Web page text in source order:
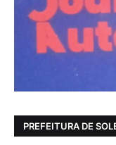
PREFEITURA DE